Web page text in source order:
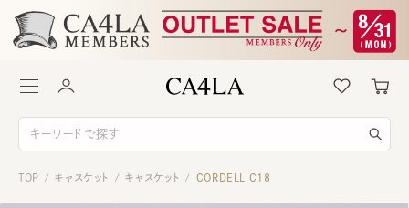
TOP / キャスケット / キャスケット / CORDELL C18